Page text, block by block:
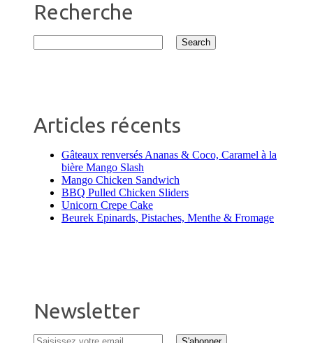
Recherche
Articles récents
Gâteaux renversés Ananas & Coco, Caramel à la
bière Mango Slash
Mango Chicken Sandwich
BBQ Pulled Chicken Sliders
Unicorn Crepe Cake
Beurek Epinards, Pistaches, Menthe & Fromage
Newsletter